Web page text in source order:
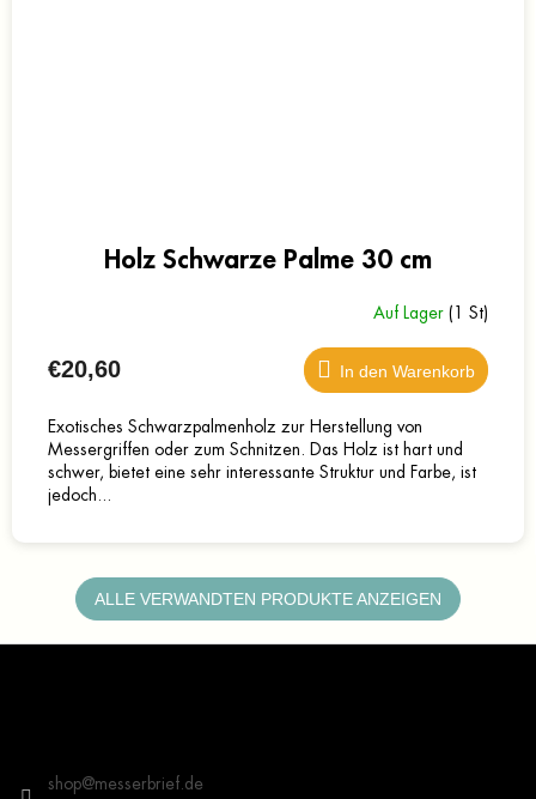
Holz Schwarze Palme 30 cm
Auf Lager (1 St)
€20,60 In den Warenkorb
Exotisches Schwarzpalmenholz zur Herstellung von
Messergriffen oder zum Schnitzen. Das Holz ist hart und
schwer, bietet eine sehr interessante Struktur und Farbe, ist
jedoch...
ALLE VERWANDTEN PRODUKTE ANZEIGEN
shop@messerbrief.de